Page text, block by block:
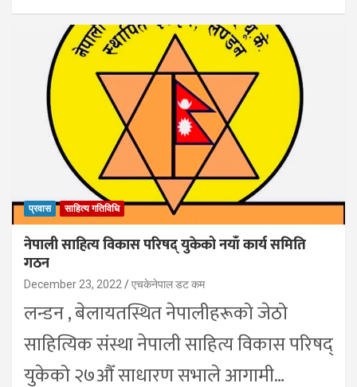
प्रवास साहित्य गतिविधि
नेपाली साहित्य विकास परिषद् युकेको नयाँ कार्य समिति
गठन
December 23, 2022 एचकेनेपाल डट कम
लन्डन , बेलायतस्थित नेपालीहरूको जेठो
साहित्यिक संस्था नेपाली साहित्य विकास परिषद्
युकेको २७औँ साधारण सभाले आगामी…